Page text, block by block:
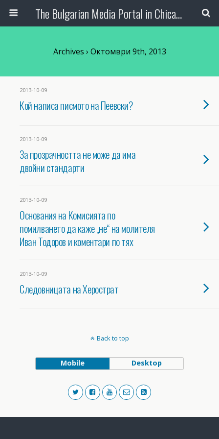
The Bulgarian Media Portal in Chicago
Archives › Октомври 9th, 2013
2013-10-09
Кой написа писмото на Пеевски?
2013-10-09
За прозрачността не може да има
двойни стандарти
2013-10-09
Основания на Комисията по
помилването да каже „не“ на молителя
Иван Тодоров и коментари по тях
2013-10-09
Следовницата на Херострат
Back to top
Mobile Desktop